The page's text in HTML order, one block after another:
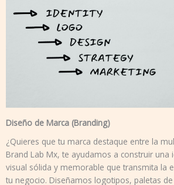
Diseño de Marca (Branding)
¿Quieres que tu marca destaque entre la
Brand Lab Mx, te ayudamos a construir una
visual sólida y memorable que transmita la
tu negocio. Diseñamos logotipos, paletas